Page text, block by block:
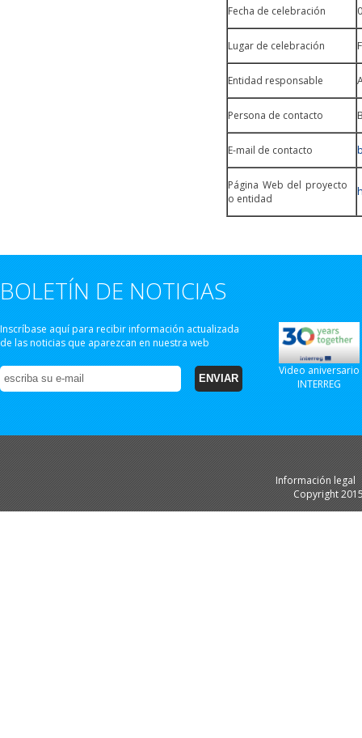
Fecha de celebración
Lugar de celebración
Entidad responsable
Persona de contacto
E-mail de contacto
Página Web del proyecto
o entidad
BOLETÍN DE NOTICIAS
Inscríbase aquí para recibir información actualizada
de las noticias que aparezcan en nuestra web
Video aniversario
INTERREG
Información legal
Copyright